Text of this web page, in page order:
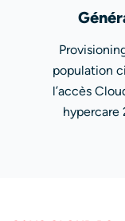
population
l’accès
hypercare